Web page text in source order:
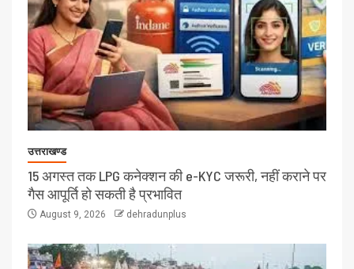
उत्तराखण्ड
15 अगस्त तक LPG कनेक्शन की e-KYC जरूरी, नहीं कराने पर
गैस आपूर्ति हो सकती है प्रभावित
August 9, 2026 dehradunplus